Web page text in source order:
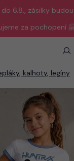
6.8., zásilky
za pochopení